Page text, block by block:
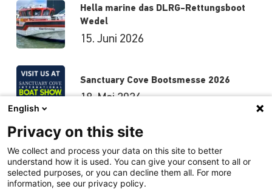
Hella marine das DLRG-Rettungsboot
Wedel
15. Juni 2026
Sanctuary Cove Bootsmesse 2026
18. Mai 2026
Hutchwilco-Bootsmesse 2026
8. Mai 2026
English
Privacy on this site
We collect and process your data on this site to better
understand how it is used. You can give your consent to all or
selected purposes, or you can decline them all. For more
information, see our privacy policy.